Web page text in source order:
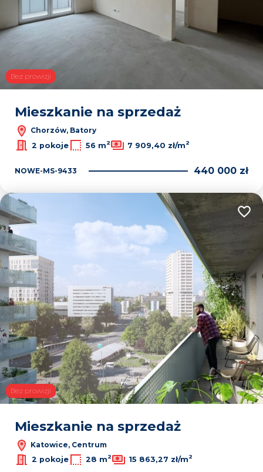
Bez prowizji
Mieszkanie na sprzedaż
Chorzów, Batory
2 pokoje
56 m2 7 909,40 zł/m2
NOWE-MS-9433 440 000 zł
Bez prowizji
Mieszkanie na sprzedaż
Katowice, Centrum
2 pokoje
28 m2 15 863,27 zł/m2